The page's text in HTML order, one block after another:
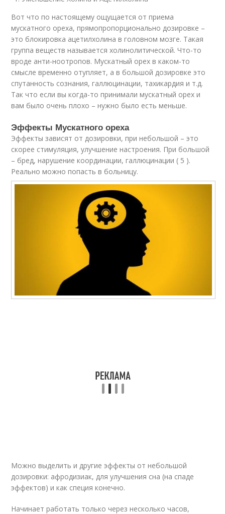
Вот что по настоящему ощущается от приема
мускатного ореха, прямопропорционально дозировке –
это блокировка ацетилхолина в головном мозге. Такая
группа веществ называется холинолитической. Что-то
вроде анти-ноотропов. Мускатный орех в каком-то
смысле временно отупляет, а в большой дозировке это
спутанность сознания, галлюцинации, тахикардия и т.д.
Так что если вы когда-то принимали мускатный орех и
вам было очень плохо – нужно было есть меньше.
Эффекты Мускатного ореха
Эффекты зависят от дозировки, при небольшой – это
скорее стимуляция, улучшение настроения. При большой
– бред, нарушение координации, галлюцинации ( 5 ).
Реально можно попасть в больницу.
Можно выделить и другие эффекты от небольшой
дозировки: афродизиак, для улучшения сна (на спаде
эффектов) и как специя конечно.
Начинает работать только через несколько часов,